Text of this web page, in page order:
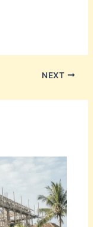
NEXT